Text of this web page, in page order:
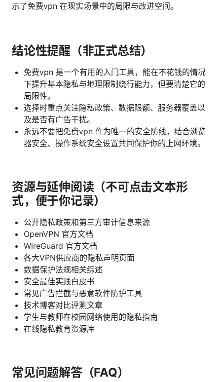
示了免费vpn 在现实场景中的局限与改进空间。
结论性提醒（非正式总结）
免费vpn 是一个有用的入门工具，能在不花钱的情况
下提升基本隐私与地理限制绕行能力，但要清楚它的
局限性。
选择时重点关注隐私政策、数据限额、服务器覆盖以
及是否有广告干扰。
永远不要把免费vpn 作为唯一的安全防线，结合浏览
器安全、操作系统安全设置共同保护你的上网环境。
资源与延伸阅读（不可点击文本形
式，便于你记录）
公开隐私政策和第三方审计信息来源
OpenVPN 官方文档
WireGuard 官方文档
各大VPN供应商的隐私声明页面
数据保护法规相关综述
安全最佳实践白皮书
常见广告拦截与恶意软件防护工具
技术博客对比评测文章
学生与教师在校园网络使用的隐私指南
在线隐私教育资源库
常见问题解答（FAQ）